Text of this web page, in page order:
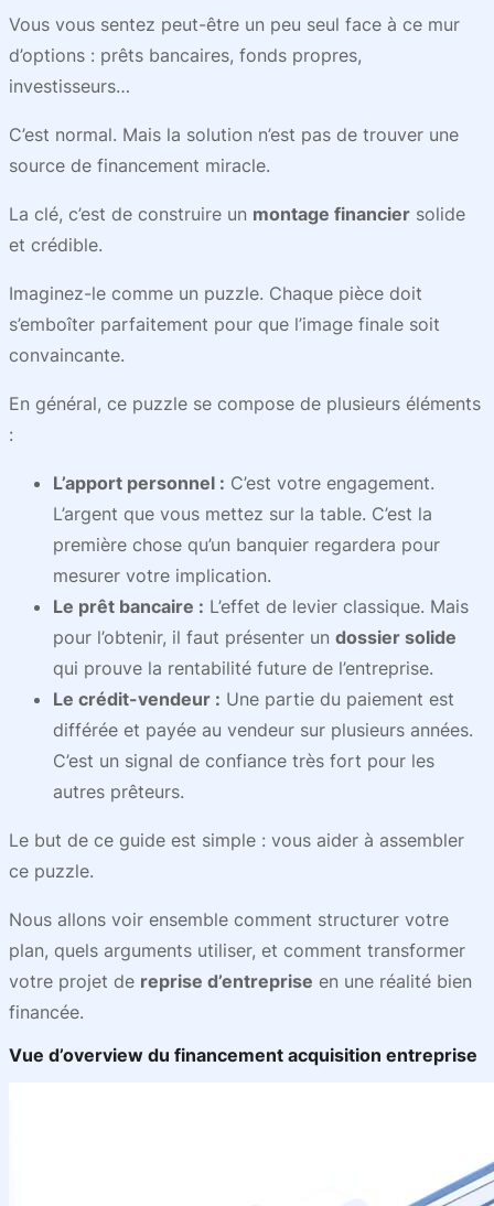
Vous vous sentez peut-être un peu seul face à ce mur
d’options : prêts bancaires, fonds propres,
investisseurs…
C’est normal. Mais la solution n’est pas de trouver une
source de financement miracle.
La clé, c’est de construire un montage financier solide
et crédible.
Imaginez-le comme un puzzle. Chaque pièce doit
s’emboîter parfaitement pour que l’image finale soit
convaincante.
En général, ce puzzle se compose de plusieurs éléments
:
L’apport personnel : C’est votre engagement.
L’argent que vous mettez sur la table. C’est la
première chose qu’un banquier regardera pour
mesurer votre implication.
Le prêt bancaire : L’effet de levier classique. Mais
pour l’obtenir, il faut présenter un dossier solide
qui prouve la rentabilité future de l’entreprise.
Le crédit-vendeur : Une partie du paiement est
différée et payée au vendeur sur plusieurs années.
C’est un signal de confiance très fort pour les
autres prêteurs.
Le but de ce guide est simple : vous aider à assembler
ce puzzle.
Nous allons voir ensemble comment structurer votre
plan, quels arguments utiliser, et comment transformer
votre projet de reprise d’entreprise en une réalité bien
financée.
Vue d’overview du financement acquisition entreprise